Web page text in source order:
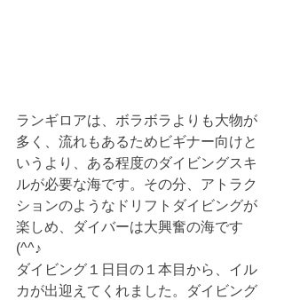
ランギロアは、ボラボラよりも大物が
多く、流れもあるためビギナー向けと
いうより、ある程度のダイビングスキ
ルが必要な海です。その分、アトラク
ションのようなドリフトダイビングが
楽しめ、ダイバーは大興奮の海です
(^^♪
ダイビング１日目の１本目から、イル
カが出迎えてくれました。ダイビング